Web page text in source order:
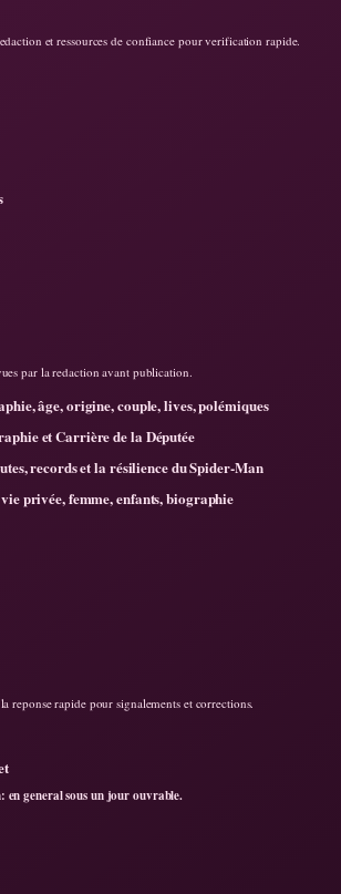
et ressources de confiance pour verification rapide.
par la redaction avant publication.
âge, origine, couple, lives, polémiques
et Carrière de la Députée
records et la résilience du Spider-Man
privée, femme, enfants, biographie
reponse rapide pour signalements et corrections.
en general sous un jour ouvrable.